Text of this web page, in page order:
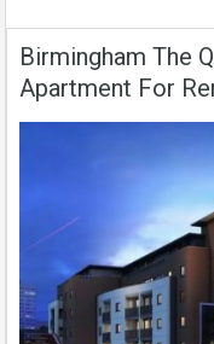
Birmingham The
Apartment For